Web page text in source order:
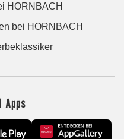
HORNBACH
bei HORNBACH
Apps